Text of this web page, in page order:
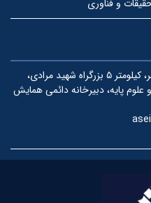
و فناوری
سیستان و بلوچستان، ایرانشهر، کیلومتر ۵ بزرگراه شهید مرادی،
پایه، دبیرخانه دائمی همایش